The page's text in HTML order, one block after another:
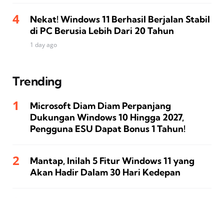
Nekat! Windows 11 Berhasil Berjalan Stabil
di PC Berusia Lebih Dari 20 Tahun
1 day ago
Trending
Microsoft Diam Diam Perpanjang
Dukungan Windows 10 Hingga 2027,
Pengguna ESU Dapat Bonus 1 Tahun!
Mantap, Inilah 5 Fitur Windows 11 yang
Akan Hadir Dalam 30 Hari Kedepan